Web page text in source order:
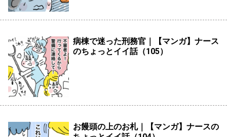
病棟で迷った刑務官｜【マンガ】ナース
のちょっとイイ話（105）
お饅頭の上のお札｜【マンガ】ナースの